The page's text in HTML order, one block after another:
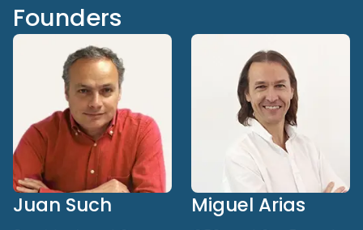
Founders
Juan Such Miguel Arias